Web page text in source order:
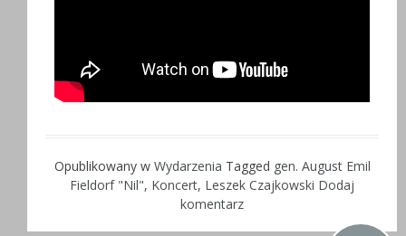
Opublikowany w Wydarzenia Tagged gen. August Emil
Fieldorf "Nil", Koncert, Leszek Czajkowski Dodaj
komentarz